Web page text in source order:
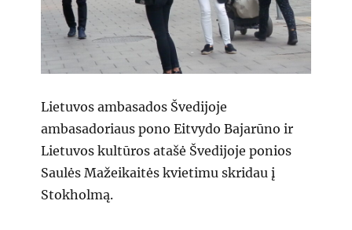
Lietuvos ambasados Švedijoje
ambasadoriaus pono Eitvydo Bajarūno ir
Lietuvos kultūros atašė Švedijoje ponios
Saulės Mažeikaitės kvietimu skridau į
Stokholmą.